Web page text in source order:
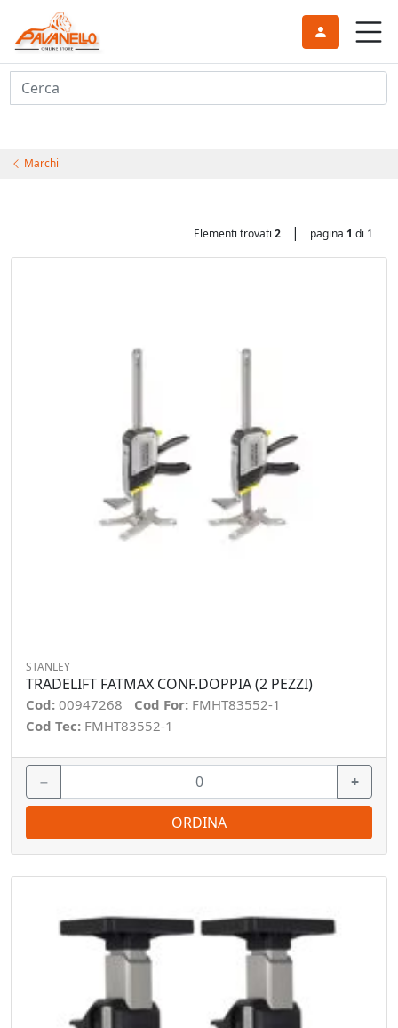
Cerca
Marchi
Elementi trovati 2 | pagina 1 di 1
STANLEY
TRADELIFT FATMAX CONF.DOPPIA (2 PEZZI)
Cod: 00947268 Cod For: FMHT83552-1
Cod Tec: FMHT83552-1
− +
ORDINA